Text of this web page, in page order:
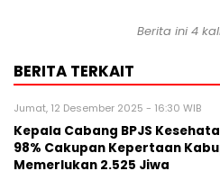
Berita ini 4
BERITA TERKAIT
Jumat, 12 Desember 2025 - 16:30 WIB
Kepala Cabang BPJS
98% Cakupan Kepertaan
Memerlukan 2.525 Jiwa